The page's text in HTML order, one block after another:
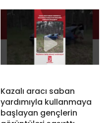
Kazalı aracı saban
yardımıyla kullanmaya
başlayan gençlerin